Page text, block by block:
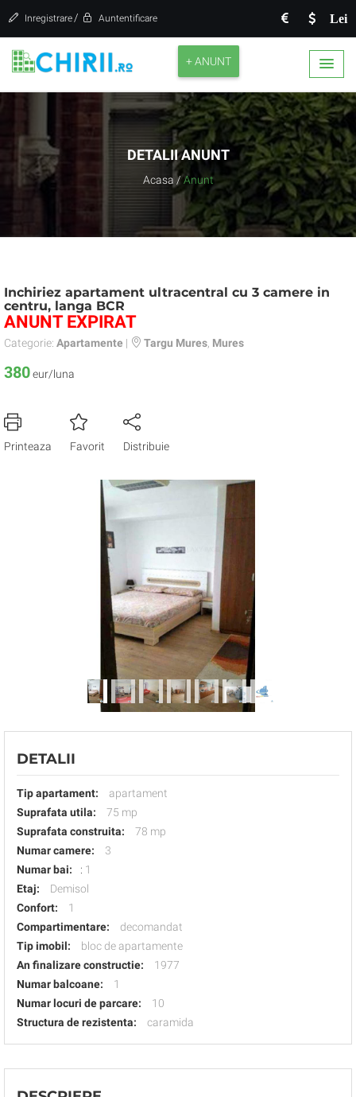
Lei
Inregistrare / Auntentificare
+ ANUNT
DETALII ANUNT
Acasa / Anunt
Inchiriez apartament ultracentral cu 3 camere in
centru, langa BCR
ANUNT EXPIRAT
Categorie: Apartamente | Targu Mures Mures
380eur/luna
Printeaza Favorit Distribuie
DETALII
Tip apartament:
apartament
Suprafata utila:
75 mp
Suprafata construita:
78 mp
Numar camere:
3
Numar bai:
: 1
Etaj:
Demisol
Confort:
1
Compartimentare:
decomandat
Tip imobil:
bloc de apartamente
An finalizare constructie:
1977
Numar balcoane:
1
Numar locuri de parcare:
10
Structura de rezistenta:
caramida